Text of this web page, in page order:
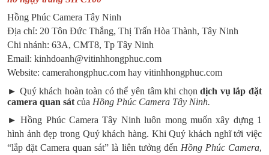
Hồng Phúc Camera Tây Ninh
Địa chỉ: 20 Tôn Đức Thắng, Thị Trấn Hòa Thành, Tây Ninh
Chi nhánh: 63A, CMT8, Tp Tây Ninh
Email: kinhdoanh@vitinhhongphuc.com
Website: camerahongphuc.com hay vitinhhongphuc.com
► Quý khách hoàn toàn có thể yên tâm khi chọndịch vụ lắp đặt
camera quan sát của Hồng Phúc Camera Tây Ninh.
► Hồng Phúc Camera Tây Ninh luôn mong muốn xây dựng 1
hình ảnh đẹp trong Quý khách hàng. Khi Quý khách nghĩ tới việc
“lắp đặt Camera quan sát” là liên tưởng đến Hồng Phúc Camera,